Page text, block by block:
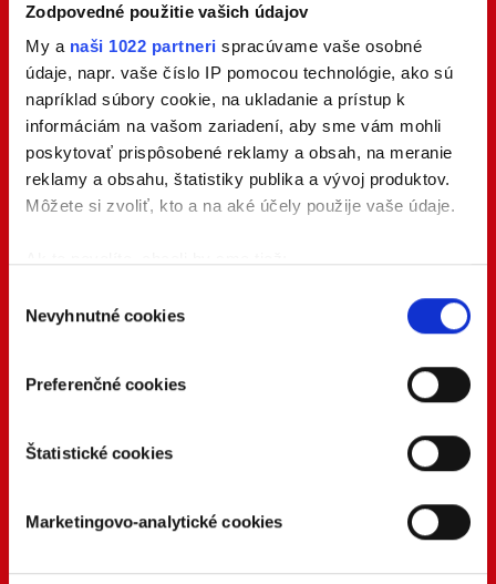
Zodpovedné použitie vašich údajov
My a naši 1022 partneri spracúvame vaše osobné
údaje, napr. vaše číslo IP pomocou technológie, ako sú
napríklad súbory cookie, na ukladanie a prístup k
informáciám na vašom zariadení, aby sme vám mohli
poskytovať prispôsobené reklamy a obsah, na meranie
reklamy a obsahu, štatistiky publika a vývoj produktov.
Môžete si zvoliť, kto a na aké účely použije vaše údaje.
polohe s presnosťou na niekoľko metrov
skenovaním konkrétnych charakteristík (odtlačky
prstov).
údaje, nájdete v časti s
. Súhlas
súhlasu
Nevyhnutné cookies
Preferenčné cookies
Štatistické cookies
Marketingovo-analytické cookies